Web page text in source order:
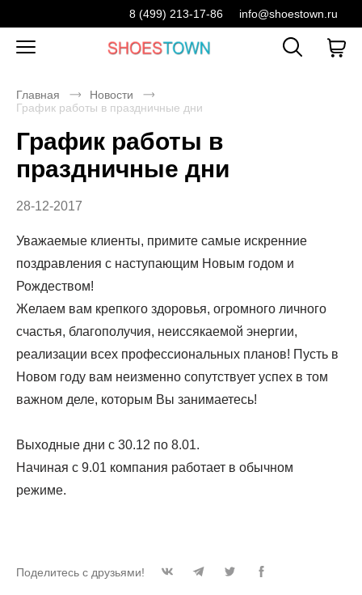
8 (499) 213-17-86 info@shoestown.ru
Главная
Новости
График работы в праздничные дни
График работы в
праздничные дни
28-12-2017
Уважаемые клиенты, примите самые искренние
поздравления с наступающим Новым годом и
Рождеством!
Желаем вам крепкого здоровья, огромного личного
счастья, благополучия, неиссякаемой энергии,
реализации всех профессиональных планов! Пусть в
Новом году вам неизменно сопутствует успех в том
важном деле, которым Вы занимаетесь!
Выходные дни с 30.12 по 8.01.
Начиная с 9.01 компания работает в обычном
режиме.
Поделитесь с друзьями!